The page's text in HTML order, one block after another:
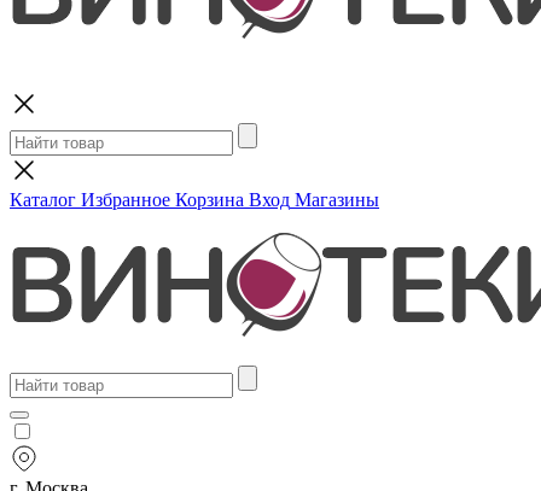
Каталог Избранное Корзина Вход Магазины